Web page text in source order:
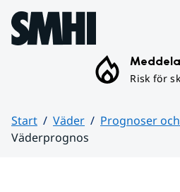
Hoppa till sidans innehåll
Risk för
Start Väder
Prognoser
Väderprognos